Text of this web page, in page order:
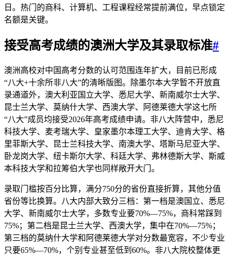
日。热门的商科、计算机、工程课程经常提前满位，早点锁定
名额是关键。
接受高考成绩的澳洲大学及其录取标准#
澳洲高校对中国高考分数的认可范围连年扩大，目前已形成
“八大+十余所非八大”的清晰版图。除墨尔本大学暂不开放直
录通道外，澳大利亚国立大学、悉尼大学、新南威尔士大学、
昆士兰大学、莫纳什大学、西澳大学、阿德莱德大学这七所
“八大”成员均接受2026年高考成绩申请。非八大阵营中，悉尼
科技大学、麦考瑞大学、皇家墨尔本理工大学、迪肯大学、格
里菲斯大学、昆士兰科技大学、南澳大学、塔斯马尼亚大学、
卧龙岗大学、纽卡斯尔大学、科廷大学、弗林德斯大学、斯威
本科技大学和拉筹伯大学也同样敞开大门。
录取门槛按百分比算，满分750分的省份直接折算，其他分值
省份等比换算。八大内部大致分三档：第一档是澳国立、悉尼
大学、新南威尔士大学，多数专业要70%—75%，商科常踩到
75%；第二档是昆士兰大学、西澳大学，集中在70%—75%；
第三档的莫纳什大学和阿德莱德大学对分数最宽容，不少专业
只要65%—70%，个别专业甚至低到60%。非八大院校整体更